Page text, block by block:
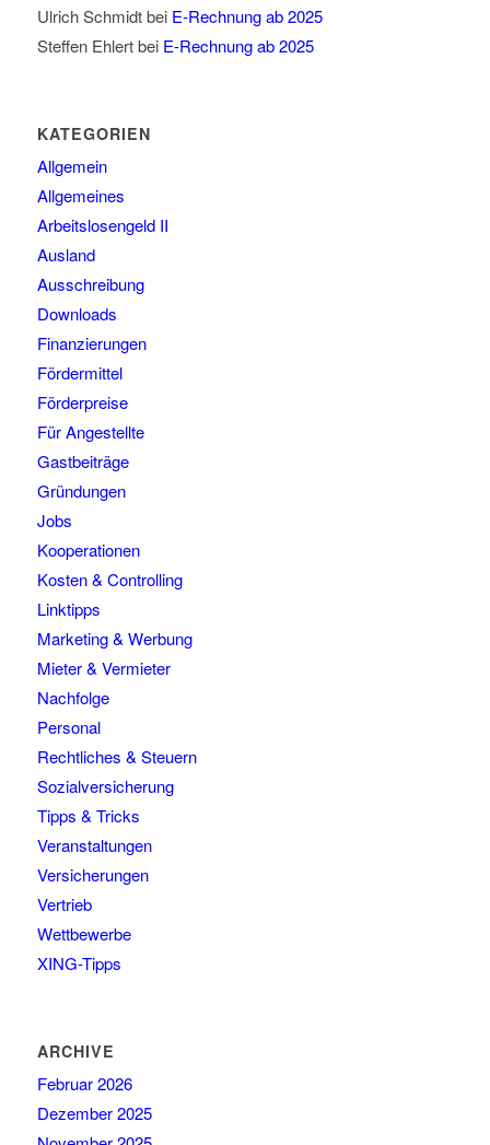
Ulrich Schmidtbei E-Rechnung ab 2025
Steffen Ehlertbei E-Rechnung ab 2025
KATEGORIEN
Allgemein
Allgemeines
Arbeitslosengeld II
Ausland
Ausschreibung
Downloads
Finanzierungen
Fördermittel
Förderpreise
Für Angestellte
Gastbeiträge
Gründungen
Jobs
Kooperationen
Kosten & Controlling
Linktipps
Marketing & Werbung
Mieter & Vermieter
Nachfolge
Personal
Rechtliches & Steuern
Sozialversicherung
Tipps & Tricks
Veranstaltungen
Versicherungen
Vertrieb
Wettbewerbe
XING-Tipps
ARCHIVE
Februar 2026
Dezember 2025